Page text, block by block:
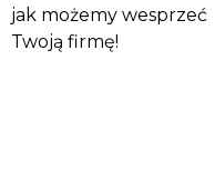
jak możemy wesprzeć
Twoją firmę!